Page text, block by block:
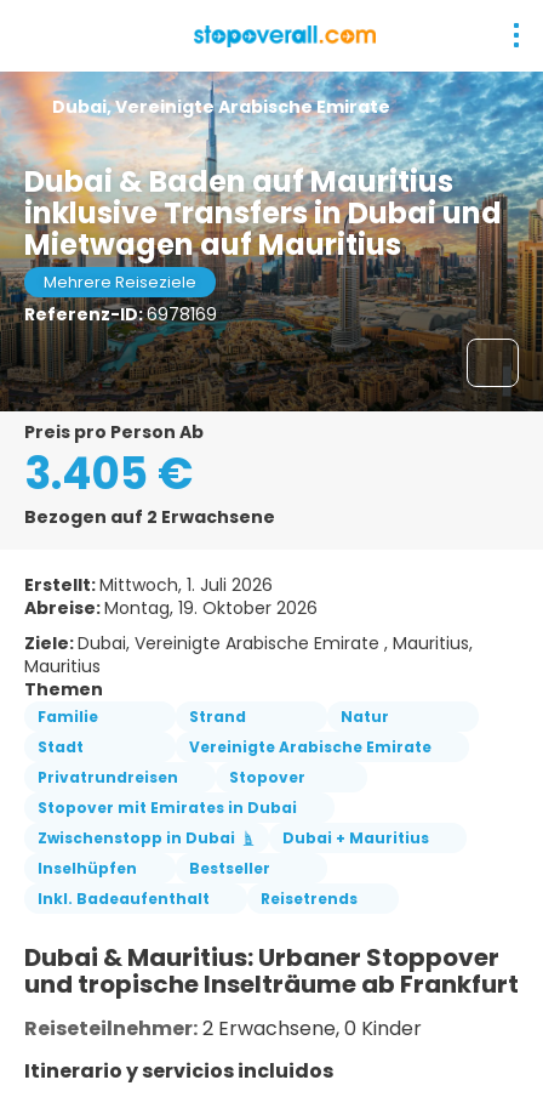
Dubai & Baden auf Mauritius
inklusive Transfers in Dubai und
Mietwagen auf Mauritius
Mehrere Reiseziele
Referenz-ID:6978169
Dubai, Vereinigte Arabische Emirate
Preis pro Person Ab
3.405 €
Bezogen auf 2 Erwachsene
Erstellt:Mittwoch, 1. Juli 2026
Abreise:Montag, 19. Oktober 2026
Ziele:Dubai, Vereinigte Arabische Emirate , Mauritius,
Mauritius
Themen
Familie Strand
Natur
Stadt
Vereinigte Arabische Emirate
Privatrundreisen
Stopover
Stopover mit Emirates in Dubai
Zwischenstopp in Dubai
Dubai + Mauritius
Inselhüpfen
Bestseller
Inkl. Badeaufenthalt
Reisetrends
Dubai & Mauritius: Urbaner Stoppover
und tropische Inselträume ab Frankfurt
Reiseteilnehmer: 2 Erwachsene, 0 Kinder
Itinerario y servicios incluidos